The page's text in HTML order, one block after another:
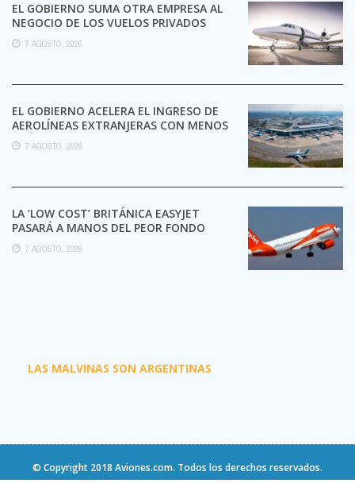
EL GOBIERNO SUMA OTRA EMPRESA AL
NEGOCIO DE LOS VUELOS PRIVADOS
7 AGOSTO, 2026
EL GOBIERNO ACELERA EL INGRESO DE
AEROLÍNEAS EXTRANJERAS CON MENOS
TRÁMITES
7 AGOSTO, 2026
LA ‘LOW COST’ BRITÁNICA EASYJET
PASARÁ A MANOS DEL PEOR FONDO
POSIBLE:
7 AGOSTO, 2026
LAS MALVINAS SON ARGENTINAS
© Copyright 2018 Aviones.com. Todos los derechos reservados.